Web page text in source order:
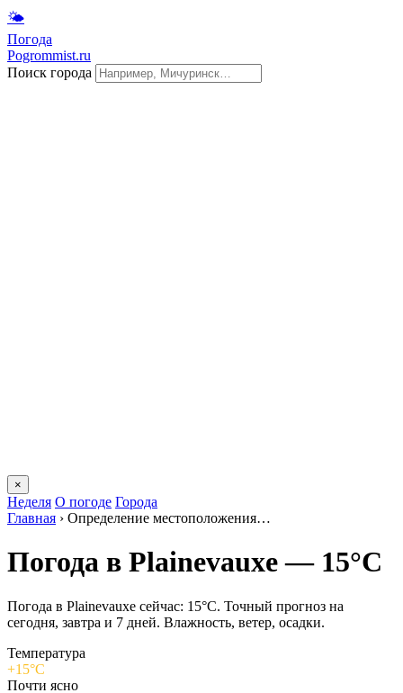
🌤
Погода
Pogrommist.ru
Поиск города
×
Неделя О погоде Города
Главная › Определение местоположения…
Погода в Plainevauxе — 15°C
Погода в Plainevauxе сейчас: 15°C. Точный прогноз на
сегодня, завтра и 7 дней. Влажность, ветер, осадки.
Температура
+15°C
Почти ясно